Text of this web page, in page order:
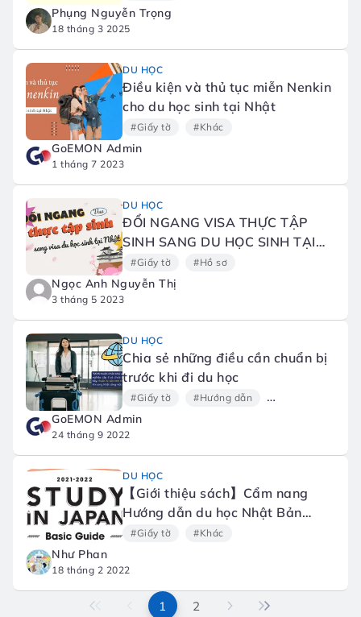
Phụng Nguyễn Trọng
18 tháng 3 2025
DU HỌC
Điều kiện và thủ tục miễn Nenkin
cho du học sinh tại Nhật
#Giấy tờ #Khác
GoEMON Admin
1 tháng 7 2023
DU HỌC
ĐỔI NGANG VISA THỰC TẬP
SINH SANG DU HỌC SINH TẠI
NHẬT
#Giấy tờ #Hồ sơ
Ngọc Anh Nguyễn Thị
3 tháng 5 2023
DU HỌC
Chia sẻ những điều cần chuẩn bị
trước khi đi du học
#Giấy tờ #Hướng dẫn
GoEMON Admin
24 tháng 9 2022
DU HỌC
【Giới thiệu sách】Cẩm nang
Hướng dẫn du học Nhật Bản
“Study in Japan Basic Guide
#Giấy tờ #Khác
Như Phan
18 tháng 2 2022
1 2